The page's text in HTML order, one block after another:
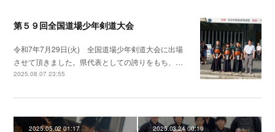
第５９回全国道場少年剣道大会
令和7年7月29日(火) 全国道場少年剣道大会に出場
させて頂きました。県代表としての誇りをもち、…
2025.08.07 23:55
2025.05.02 01:17 2025.03.24 00:19